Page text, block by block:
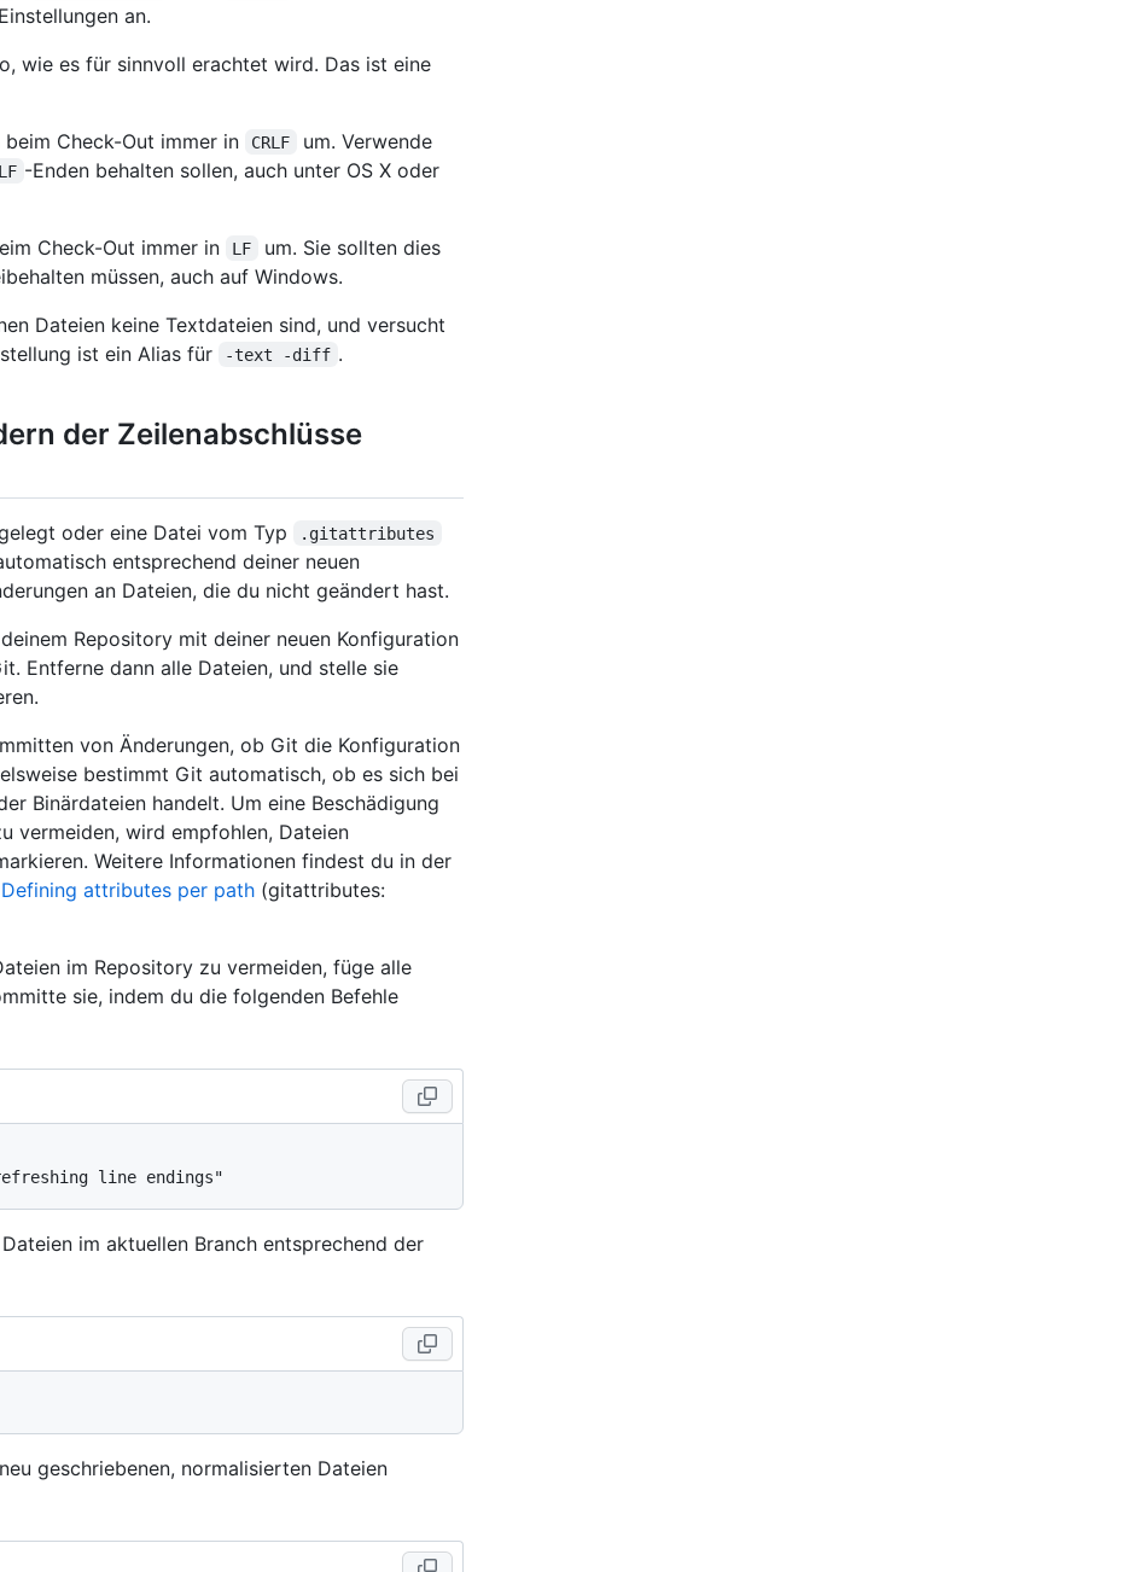
an.
wie es für sinnvoll erachtet wird. Das ist eine
Check-Out immer in CRLF
um. Verwende
-Enden behalten sollen, auch unter OS X oder
Check-Out immer in LF
um. Sie sollten dies
müssen, auch auf Windows.
Dateien keine Textdateien sind, und versucht
ist ein Alias für -text -diff .
der Zeilenabschlüsse
oder eine Datei vom Typ .gitattributes
entsprechend deiner neuen
an Dateien, die du nicht geändert hast.
Repository mit deiner neuen Konfiguration
Entferne dann alle Dateien, und stelle sie
von Änderungen, ob Git die Konfiguration
bestimmt Git automatisch, ob es sich bei
Binärdateien handelt. Um eine Beschädigung
vermeiden, wird empfohlen, Dateien
Weitere Informationen findest du in der
attributes per path (gitattributes:
im Repository zu vermeiden, füge alle
sie, indem du die folgenden Befehle
im aktuellen Branch entsprechend der
geschriebenen, normalisierten Dateien